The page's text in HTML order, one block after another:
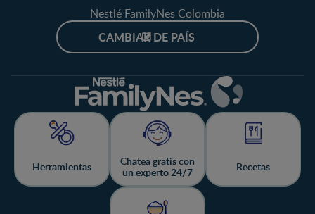
Nestlé FamilyNes Colombia
CAMBIAR DE PAÍS
Herramientas
Chatea gratis con
un experto 24/7
Recetas